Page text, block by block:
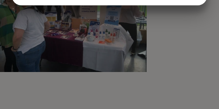
MARKETING STATISTIK